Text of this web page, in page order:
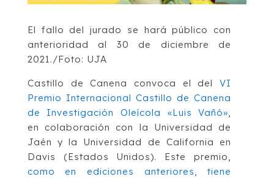
El fallo del jurado se hará público con
anterioridad al 30 de diciembre de
2021./Foto: UJA
Castillo de Canena convoca el delVI
Premio Internacional Castillo de Canena
de Investigación Oleícola «Luis Vañó»
en colaboración con la Universidad de
Jaén y la Universidad de California en
Davis (Estados Unidos). Este premio,
como en ediciones anteriores, tiene